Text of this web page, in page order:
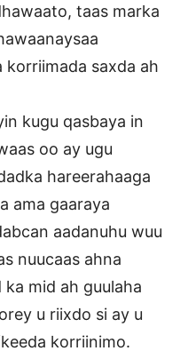
taas marka
saxda ah
kugu qasbaya in
oo ay ugu
hareerahaaga
ama gaaraya
aadanuhu wuu
nuucaas ahna
mid ah guulaha
u riixdo si ay u
korriinimo.